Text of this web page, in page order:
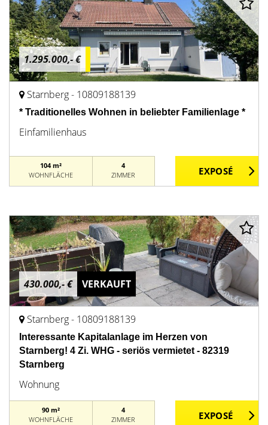
1.295.000,- €
Starnberg - 10809188139
* Traditionelles Wohnen in beliebter Familienlage *
Einfamilienhaus
104 m²
WOHNFLÄCHE
4
ZIMMER
430.000,- € VERKAUFT
Starnberg - 10809188139
Interessante Kapitalanlage im Herzen von
Starnberg! 4 Zi. WHG - seriös vermietet - 82319
Starnberg
Wohnung
90 m²
WOHNFLÄCHE
4
ZIMMER